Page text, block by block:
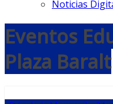
Noticias
Eventos
Plaza Baralt